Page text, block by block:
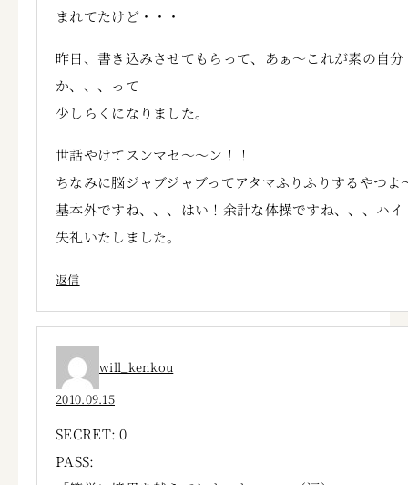
まれてたけど・・・
昨日、書き込みさせてもらって、あぁ～これが素の自分
か、、、って
少しらくになりました。
世話やけてスンマセ～～ン！！
ちなみに脳ジャブジャブってアタマふりふりするやつよ
基本外ですね、、、はい！余計な体操ですね、、、ハイ
失礼いたしました。
返信
will_kenkou
2010.09.15
SECRET: 0
PASS: